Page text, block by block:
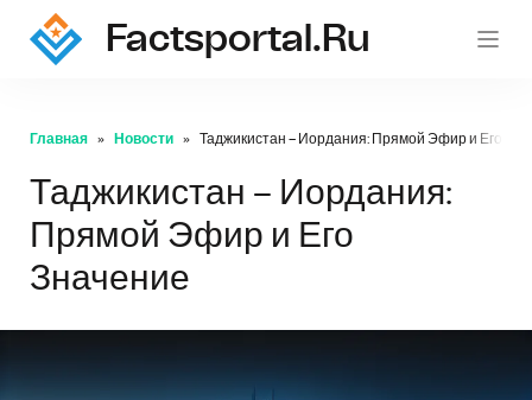
Factsportal.ru
Главная Новости Таджикистан – Иордания: Прямой Эфир и Его
Таджикистан – Иордания:
Прямой Эфир и Его
Значение